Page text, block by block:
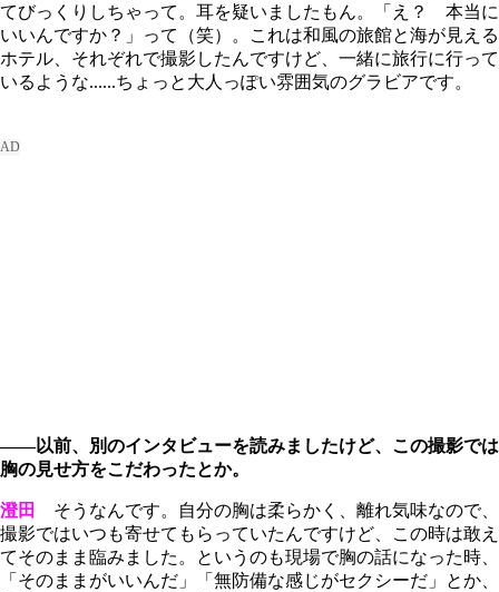
てびっくりしちゃって。耳を疑いましたもん。「え？ 本当に
いいんですか？」って（笑）。これは和風の旅館と海が見える
ホテル、それぞれで撮影したんですけど、一緒に旅行に行って
いるような......ちょっと大人っぽい雰囲気のグラビアです。
――以前、別のインタビューを読みましたけど、この撮影では
胸の見せ方をこだわったとか。
澄田
そうなんです。自分の胸は柔らかく、離れ気味なので、
撮影ではいつも寄せてもらっていたんですけど、この時は敢え
てそのまま臨みました。というのも現場で胸の話になった時、
「そのままがいいんだ」「無防備な感じがセクシーだ」とか、